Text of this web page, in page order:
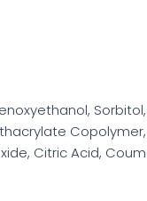
Sorbitol,
Citric Acid,